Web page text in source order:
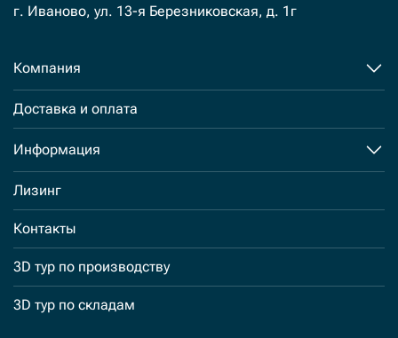
г. Иваново, ул. 13-я Березниковская, д. 1г
Компания
Доставка и оплата
Информация
Лизинг
Контакты
3D тур по производству
3D тур по складам